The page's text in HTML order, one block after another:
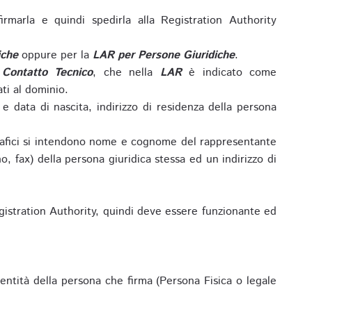
e quindi spedirla alla Registration Authority
oppure per la LAR per Persone Giuridiche.
Contatto Tecnico, che nella LARè indicato come
al dominio.
di nascita, indirizzo di residenza della persona
si intendono nome e cognome del rappresentante
fax) della persona giuridica stessa ed un indirizzo di
Authority, quindi deve essere funzionante ed
della persona che firma (Persona Fisica o legale